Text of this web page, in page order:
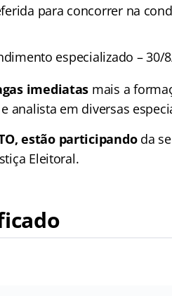
para concorrer na
especializado – 30/
imediatas mais a
analista em diversas
estão participandoda
Eleitoral.